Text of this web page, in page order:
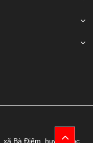
xã Bà Điểm, huyện Hóc